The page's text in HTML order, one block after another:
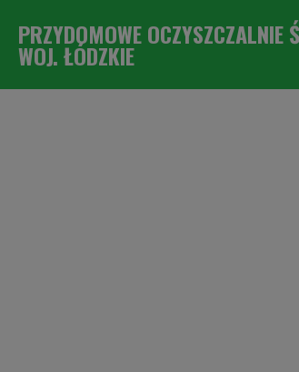
PRZYDOMOWE OCZYSZCZALNIE
WOJ. ŁÓDZKIE